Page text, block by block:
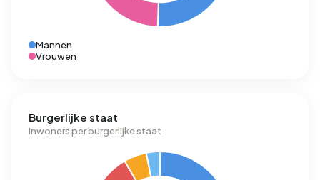
Mannen
Vrouwen
Burgerlijke staat
Inwoners per burgerlijke staat